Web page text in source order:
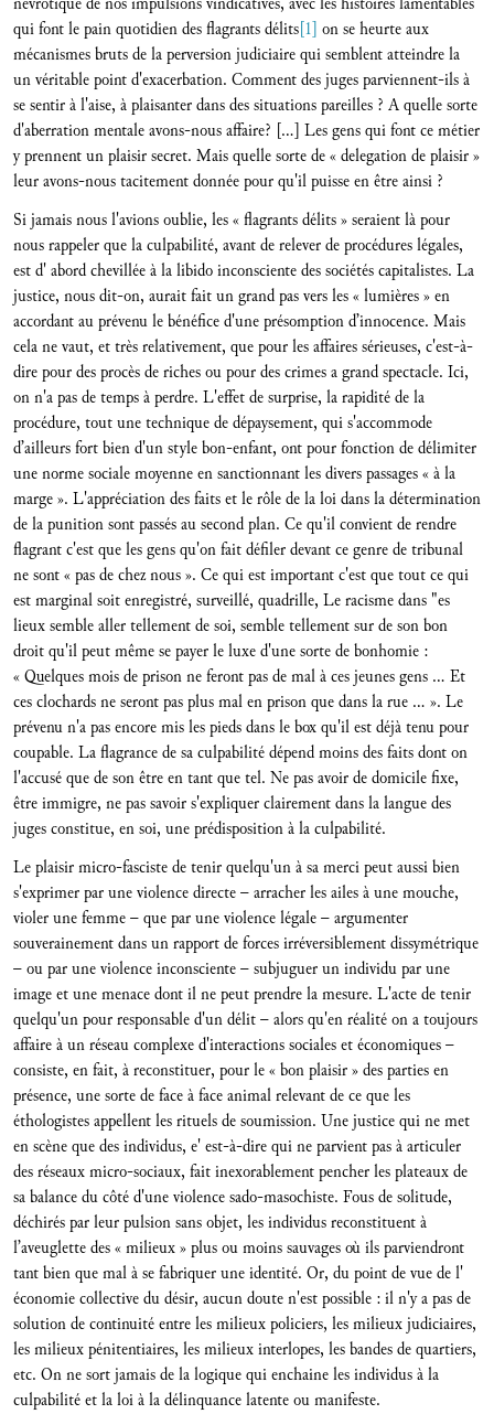
qui font le pain quotidien des flagrants délits[1] on se heurte aux
mécanismes bruts de la perversion judiciaire qui semblent atteindre la
un véritable point d'exacerbation. Comment des juges parviennent-ils à
se sentir à l'aise, à plaisanter dans des situations pareilles ? A quelle sorte
d'aberration mentale avons-nous affaire? […] Les gens qui font ce métier
y prennent un plaisir secret. Mais quelle sorte de « delegation de plaisir »
leur avons-nous tacitement donnée pour qu'il puisse en être ainsi ?
Si jamais nous l'avions oublie, les « flagrants délits » seraient là pour
nous rappeler que la culpabilité, avant de relever de procédures légales,
est d' abord chevillée à la libido inconsciente des sociétés capitalistes. La
justice, nous dit-on, aurait fait un grand pas vers les « lumières » en
accordant au prévenu le bénéfice d'une présomption d’innocence. Mais
cela ne vaut, et très relativement, que pour les affaires sérieuses, c'est-à-
dire pour des procès de riches ou pour des crimes a grand spectacle. Ici,
on n'a pas de temps à perdre. L'effet de surprise, la rapidité de la
procédure, tout une technique de dépaysement, qui s'accommode
d’ailleurs fort bien d'un style bon-enfant, ont pour fonction de délimiter
une norme sociale moyenne en sanctionnant les divers passages « à la
marge ». L'appréciation des faits et le rôle de la loi dans la détermination
de la punition sont passés au second plan. Ce qu'il convient de rendre
flagrant c'est que les gens qu'on fait défiler devant ce genre de tribunal
ne sont « pas de chez nous ». Ce qui est important c'est que tout ce qui
est marginal soit enregistré, surveillé, quadrille, Le racisme dans "es
lieux semble aller tellement de soi, semble tellement sur de son bon
droit qu'il peut même se payer le luxe d'une sorte de bonhomie :
« Quelques mois de prison ne feront pas de mal à ces jeunes gens … Et
ces clochards ne seront pas plus mal en prison que dans la rue … ». Le
prévenu n'a pas encore mis les pieds dans le box qu'il est déjà tenu pour
coupable. La flagrance de sa culpabilité dépend moins des faits dont on
l'accusé que de son être en tant que tel. Ne pas avoir de domicile fixe,
être immigre, ne pas savoir s'expliquer clairement dans la langue des
juges constitue, en soi, une prédisposition à la culpabilité.
Le plaisir micro-fasciste de tenir quelqu'un à sa merci peut aussi bien
s'exprimer par une violence directe – arracher les ailes à une mouche,
violer une femme – que par une violence légale – argumenter
souverainement dans un rapport de forces irréversiblement dissymétrique
– ou par une violence inconsciente – subjuguer un individu par une
image et une menace dont il ne peut prendre la mesure. L'acte de tenir
quelqu'un pour responsable d'un délit – alors qu'en réalité on a toujours
affaire à un réseau complexe d'interactions sociales et économiques –
consiste, en fait, à reconstituer, pour le « bon plaisir » des parties en
présence, une sorte de face à face animal relevant de ce que les
éthologistes appellent les rituels de soumission. Une justice qui ne met
en scène que des individus, e' est-à-dire qui ne parvient pas à articuler
des réseaux micro-sociaux, fait inexorablement pencher les plateaux de
sa balance du côté d'une violence sado-masochiste. Fous de solitude,
déchirés par leur pulsion sans objet, les individus reconstituent à
l’aveuglette des « milieux » plus ou moins sauvages où ils parviendront
tant bien que mal à se fabriquer une identité. Or, du point de vue de l'
économie collective du désir, aucun doute n'est possible : il n'y a pas de
solution de continuité entre les milieux policiers, les milieux judiciaires,
les milieux pénitentiaires, les milieux interlopes, les bandes de quartiers,
etc. On ne sort jamais de la logique qui enchaine les individus à la
culpabilité et la loi à la délinquance latente ou manifeste.